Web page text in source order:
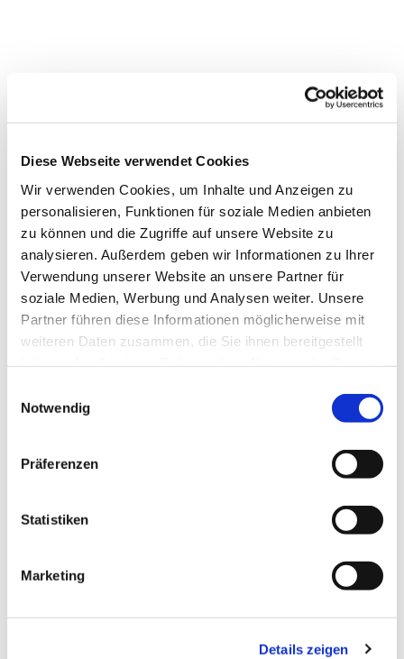
Diese Webseite verwendet Cookies
Wir verwenden Cookies, um Inhalte und Anzeigen zu
personalisieren, Funktionen für soziale Medien anbieten
zu können und die Zugriffe auf unsere Website zu
analysieren. Außerdem geben wir Informationen zu Ihrer
Verwendung unserer Website an unsere Partner für
soziale Medien, Werbung und Analysen weiter. Unsere
Partner führen diese Informationen möglicherweise mit
weiteren Daten zusammen, die Sie ihnen bereitgestellt
Notwendig
Präferenzen
Statistiken
Marketing
Details zeigen
Dies könnte Sie auch
interessieren